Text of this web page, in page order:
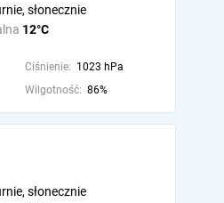
12°C
słonecznie
Ciśnienie: 1023 hPa
Wilgotność: 86%
słonecznie